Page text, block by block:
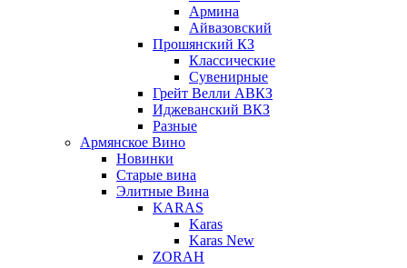
Армина
Айвазовский
Прошянский КЗ
Классические
Сувенирные
Грейт Велли АВКЗ
Иджеванский ВКЗ
Разные
Армянское Вино
Новинки
Старые вина
Элитные Вина
KARAS
Karas
Karas New
ZORAH